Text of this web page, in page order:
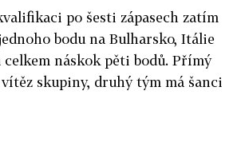
po šesti zápasech zatím
bodu na Bulharsko, Itálie
celkem náskok pěti bodů. Přímý
skupiny, druhý tým má šanci